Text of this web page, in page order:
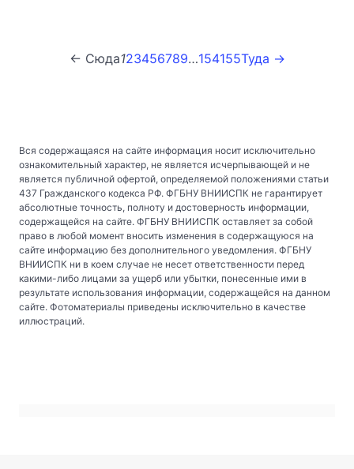
← Сюда123456789…154155Туда →
Вся содержащаяся на сайте информация носит исключительно
ознакомительный характер, не является исчерпывающей и не
является публичной офертой, определяемой положениями статьи
437 Гражданского кодекса РФ. ФГБНУ ВНИИСПК не гарантирует
абсолютные точность, полноту и достоверность информации,
содержащейся на сайте. ФГБНУ ВНИИСПК оставляет за собой
право в любой момент вносить изменения в содержащуюся на
сайте информацию без дополнительного уведомления. ФГБНУ
ВНИИСПК ни в коем случае не несет ответственности перед
какими-либо лицами за ущерб или убытки, понесенные ими в
результате использования информации, содержащейся на данном
сайте. Фотоматериалы приведены исключительно в качестве
иллюстраций.